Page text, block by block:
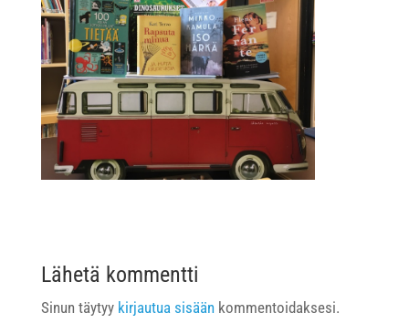
Lähetä kommentti
Sinun täytyy kirjautua sisäänkommentoidaksesi.